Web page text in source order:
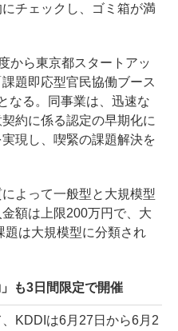
チェックし、ゴミ箱が満
から東京都スタートアッ
題即応型官民協働ブース
なる。同事業は、迅速な
約に係る認定の早期化に
現し、喫緊の課題解決を
よって一般型と大規模型
額は上限200万円で、大
題は大規模型に分類され
も3日間限定で開催
KDDIは6月27日から6月2